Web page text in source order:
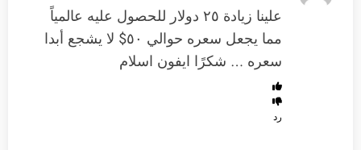
علينا زيادة ٢٥ دولار للحصول عليه عالمياً
مما يجعل سعره حوالي ٥٠$ لا يشجع أبدا
سعره … شكرًا ايفون اسلام
رد